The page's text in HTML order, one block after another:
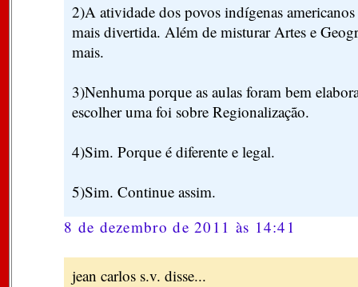
2)A atividade dos povos indígenas
mais divertida. Além de misturar Artes e
mais.
3)Nenhuma porque as aulas foram bem
escolher uma foi sobre Regionalização.
4)Sim. Porque é diferente e legal.
5)Sim. Continue assim.
8 de dezembro de 2011 às 14:41
jean carlos s.v. disse...